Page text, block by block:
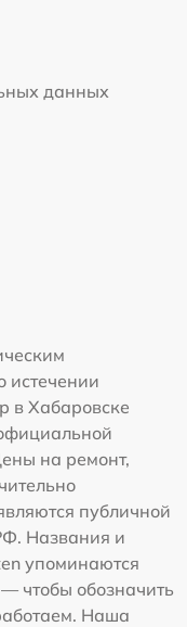
данных
истечении
в Хабаровске
на ремонт,
публичной
Названия и
упоминаются
чтобы обозначить
Наша